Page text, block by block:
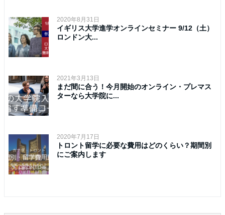
2020年8月31日
イギリス大学進学オンラインセミナー 9/12（土）
ロンドン大...
2021年3月13日
まだ間に合う！今月開始のオンライン・プレマス
ターなら大学院に...
2020年7月17日
トロント留学に必要な費用はどのくらい？期間別
にご案内します